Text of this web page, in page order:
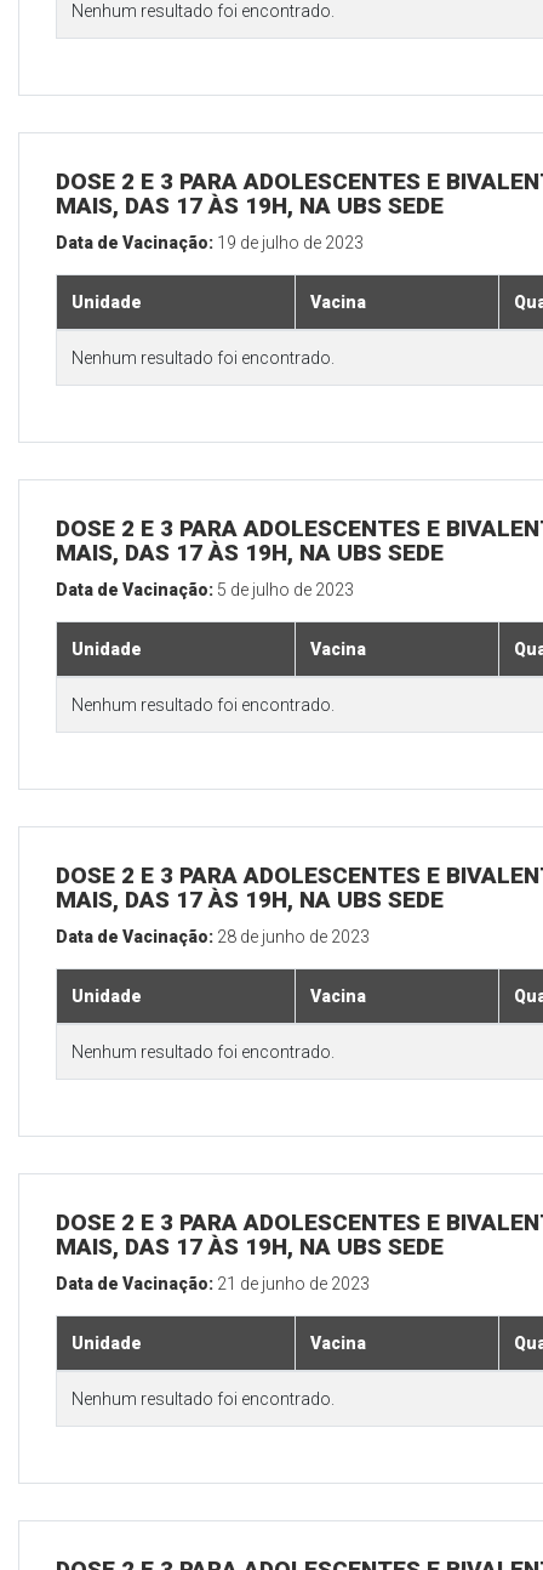
Nenhum resultado foi encontrado.
DOSE 2 E 3 PARA ADOLESCENTES E
MAIS, DAS 17 ÀS 19H, NA UBS SEDE
Data de Vacinação: 19 de julho de 2023
Unidade Vacina
Nenhum resultado foi encontrado.
DOSE 2 E 3 PARA ADOLESCENTES E
MAIS, DAS 17 ÀS 19H, NA UBS SEDE
Data de Vacinação: 5 de julho de 2023
Unidade Vacina
Nenhum resultado foi encontrado.
DOSE 2 E 3 PARA ADOLESCENTES E
MAIS, DAS 17 ÀS 19H, NA UBS SEDE
Data de Vacinação: 28 de junho de 2023
Unidade Vacina
Nenhum resultado foi encontrado.
DOSE 2 E 3 PARA ADOLESCENTES E
MAIS, DAS 17 ÀS 19H, NA UBS SEDE
Data de Vacinação: 21 de junho de 2023
Unidade Vacina
Nenhum resultado foi encontrado.